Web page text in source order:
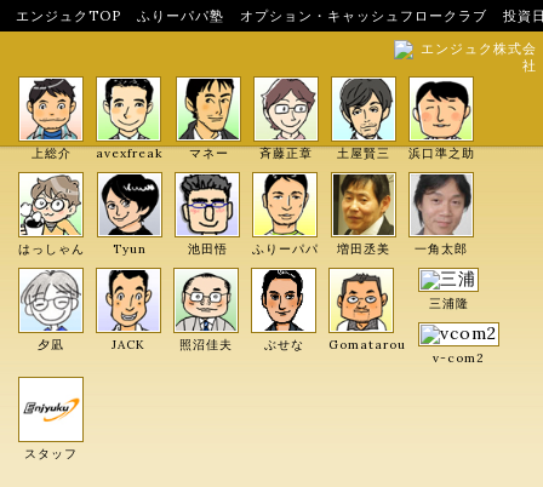
エンジュクTOP ふりーパパ塾 オプション・キャッシュフロークラブ
投資
エンジュク株式会
社
上総介 avexfreak マネー 斉藤正章 土屋賢三 浜口準之助
はっしゃん Tyun 池田悟 ふりーパパ 増田丞美 一角太郎
夕凪 JACK 照沼佳夫 ぶせな Gomatarou
三浦隆
v-com2
スタッフ